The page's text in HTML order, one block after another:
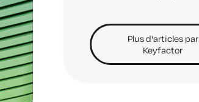
Plus d'articles par
Keyfactor